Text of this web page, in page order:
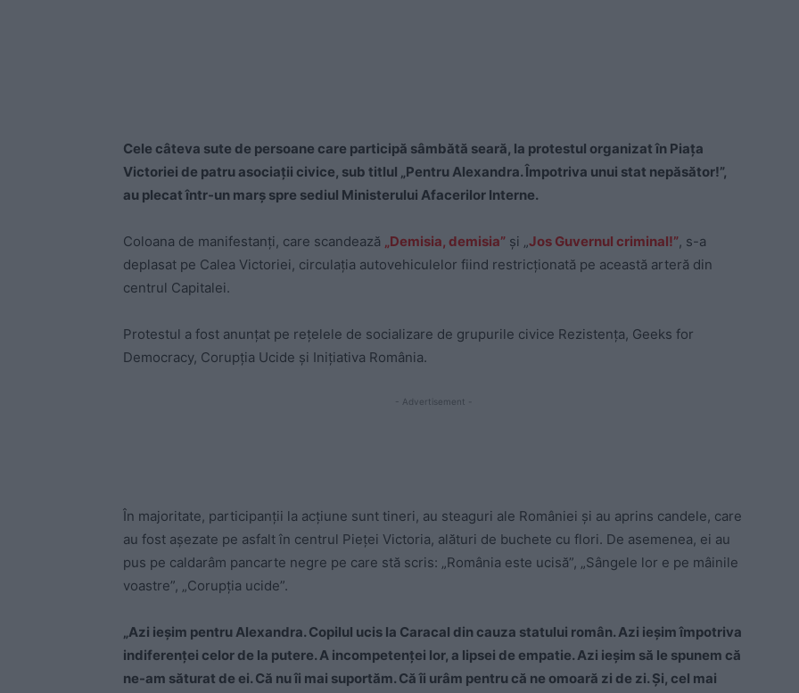
Cele câteva sute de persoane care participă sâmbătă seară, la protestul organizat în Piaţa
Victoriei de patru asociaţii civice, sub titlul „Pentru Alexandra. Împotriva unui stat nepăsător!”,
au plecat într-un marş spre sediul Ministerului Afacerilor Interne.
Coloana de manifestanţi, care scandează „Demisia, demisia” şi „Jos Guvernul criminal!”, s-a
deplasat pe Calea Victoriei, circulaţia autovehiculelor fiind restricţionată pe această arteră din
centrul Capitalei.
Protestul a fost anunţat pe reţelele de socializare de grupurile civice Rezistenţa, Geeks for
Democracy, Corupţia Ucide şi Iniţiativa România.
- Advertisement -
În majoritate, participanţii la acţiune sunt tineri, au steaguri ale României şi au aprins candele, care
au fost aşezate pe asfalt în centrul Pieţei Victoria, alături de buchete cu flori. De asemenea, ei au
pus pe caldarâm pancarte negre pe care stă scris: „România este ucisă”, „Sângele lor e pe mâinile
voastre”, „Corupţia ucide”.
„Azi ieşim pentru Alexandra. Copilul ucis la Caracal din cauza statului român. Azi ieşim împotriva
indiferenţei celor de la putere. A incompetenţei lor, a lipsei de empatie. Azi ieşim să le spunem că
ne-am săturat de ei. Că nu îi mai suportăm. Că îi urâm pentru că ne omoară zi de zi. Şi, cel mai